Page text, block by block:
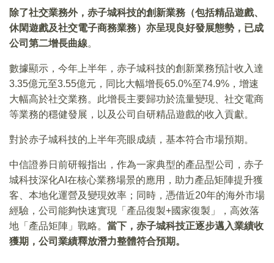
除了社交業務外，赤子城科技的創新業務（包括精品遊戲、
休閑遊戲及社交電子商務業務）亦呈現良好發展態勢，已成
公司第二增長曲線。
數據顯示，今年上半年，赤子城科技的創新業務預計收入達
3.35億元至3.55億元，同比大幅增長65.0%至74.9%，增速
大幅高於社交業務。此增長主要歸功於流量變現、社交電商
等業務的穩健發展，以及公司自研精品遊戲的收入貢獻。
對於赤子城科技的上半年亮眼成績，基本符合市場預期。
中信證券日前研報指出，作為一家典型的產品型公司，赤子
城科技深化AI在核心業務場景的應用，助力產品矩陣提升獲
客、本地化運營及變現效率；同時，憑借近20年的海外市場
經驗，公司能夠快速實現「產品復製+國家復製」，高效落
地「產品矩陣」戰略。 當下，赤子城科技正逐步邁入業績收
獲期，公司業績釋放潛力整體符合預期。